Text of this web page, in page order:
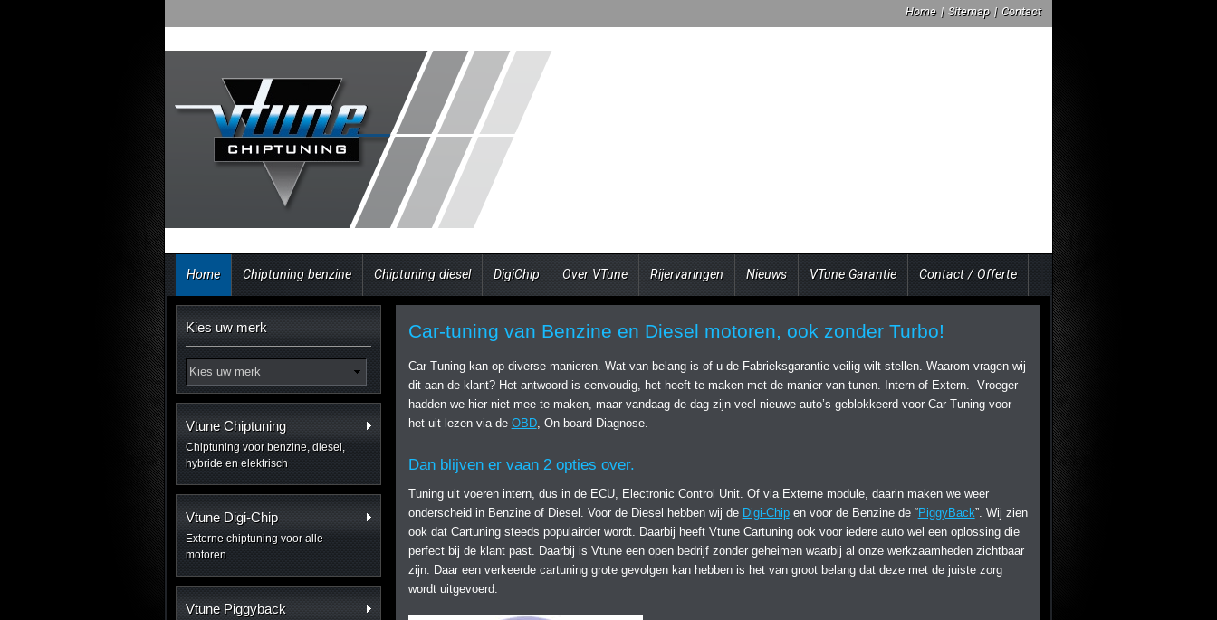
Home | Sitemap | Contact
Home Chiptuning benzine Chiptuning diesel DigiChip Over VTune Rijervaringen Nieuws VTune Garantie Contact / Offerte
Kies uw merk
Vtune Chiptuning
Chiptuning voor benzine, diesel,
hybride en elektrisch
Vtune Digi-Chip
Externe chiptuning voor alle
motoren
Vtune Piggyback
Car-tuning van Benzine en Diesel motoren, ook zonder Turbo!
Car-Tuning kan op diverse manieren. Wat van belang is of u de Fabrieksgarantie veilig wilt stellen. Waarom vragen wij
dit aan de klant? Het antwoord is eenvoudig, het heeft te maken met de manier van tunen. Intern of Extern. Vroeger
hadden we hier niet mee te maken, maar vandaag de dag zijn veel nieuwe auto’s geblokkeerd voor Car-Tuning voor
het uit lezen via de OBD, On board Diagnose.
Dan blijven er vaan 2 opties over.
Tuning uit voeren intern, dus in de ECU, Electronic Control Unit. Of via Externe module, daarin maken we weer
onderscheid in Benzine of Diesel. Voor de Diesel hebben wij de Digi-Chipen voor de Benzine de “PiggyBack”. Wij zien
ook dat Cartuning steeds populairder wordt. Daarbij heeft Vtune Cartuning ook voor iedere auto wel een oplossing die
perfect bij de klant past. Daarbij is Vtune een open bedrijf zonder geheimen waarbij al onze werkzaamheden zichtbaar
zijn. Daar een verkeerde cartuning grote gevolgen kan hebben is het van groot belang dat deze met de juiste zorg
wordt uitgevoerd.